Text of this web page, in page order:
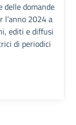
domande
l’anno 2024 a
editi e diffusi
di periodici